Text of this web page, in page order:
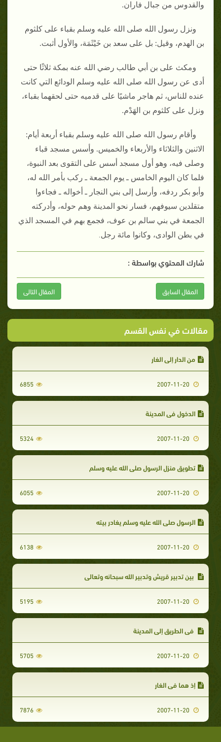
والقدوس من جبال فاران‏.‏
ونزل رسول الله صلى الله عليه وسلم بقباء على كلثوم
بن الهدم، وقيل‏:‏ بل على سعد بن خَيْثَمَة، والأول أثبت‏.‏
ومكث على بن أبي طالب رضي الله عنه بمكة ثلاثًا حتى
أدى عن رسول الله صلى الله عليه وسلم الودائع التي كانت
عنده للناس، ثم هاجر ماشيًا على قدميه حتى لحقهما بقباء،
ونزل على كلثوم بن الهَدْم‏.‏
وأقام رسول الله صلى الله عليه وسلم بقباء أربعة أيام‏:‏
الاثنين والثلاثاء والأربعاء والخميس‏.‏ وأسس مسجد قباء
وصلى فيه، وهو أول مسجد أسس على التقوى بعد النبوة،
فلما كان اليوم الخامس ـ يوم الجمعة ـ ركب بأمر الله له،
وأبو بكر ردفه، وأرسل إلى بني النجار ـ أخواله ـ فجاءوا
متقلدين سيوفهم، فسار نحو المدينة وهم حوله، وأدركته
الجمعة في بني سالم بن عوف، فجمع بهم في المسجد الذي
في بطن الوادى، وكانوا مائة رجل‏.‏
شارك المحتوي بواسطة :
المقال السابق المقال التالى
مقالات في نفس القسم
من الدار إلى الغار
6855
الدخول في المدينة
5324
تطويق منزل الرسول صلى الله عليه وسلم
6055
الرسول صلى الله عليه وسلم يغادر بيته
6138
بين تدبير قريش وتدبير الله سبحانه وتعالى
5195
في الطريق إلى المدينة
5705
إذ هما في الغار
7876